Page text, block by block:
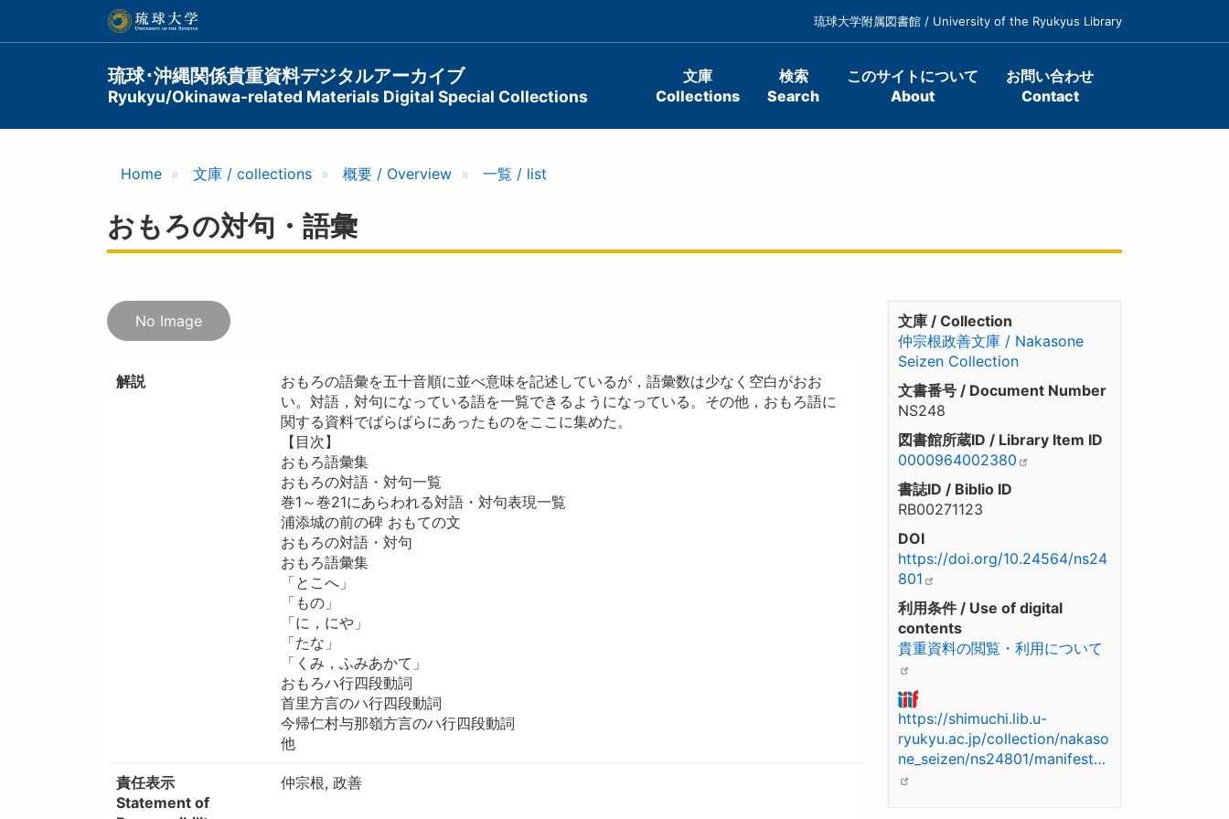
ン
琉球大学附属図書館 / University of the Ryukyus Library
琉球･沖縄関係貴重資料デジタルアーカイブ
Ryukyu/Okinawa-related Materials Digital Special Collections
Main
navigation
文庫
Collections
検索
Search
このサイトについて
About
お問い合わせ
Contact
Home 文庫 / collections 概要 / Overview 一覧 / list
おもろの対句・語彙
No Image
解説
おもろの語彙を五十音順に並べ意味を記述しているが，語彙数は少なく空白がおお
い。対語，対句になっている語を一覧できるようになっている。その他，おもろ語に
関する資料でばらばらにあったものをここに集めた。
【目次】
おもろ語彙集
おもろの対語・対句一覧
巻1～巻21にあらわれる対語・対句表現一覧
浦添城の前の碑 おもての文
おもろの対語・対句
おもろ語彙集
「とこへ」
「もの」
「に，にや」
「たな」
「くみ，ふみあかて」
おもろハ行四段動詞
首里方言のハ行四段動詞
今帰仁村与那嶺方言のハ行四段動詞
他
責任表示
Statement of
仲宗根, 政善
文庫 / Collection
仲宗根政善文庫 / Nakasone
Seizen Collection
文書番号 / Document Number
NS248
図書館所蔵ID / Library Item ID
0000964002380
書誌ID / Biblio ID
RB00271123
DOI
https://doi.org/10.24564/ns24
801
利用条件 / Use of digital
contents
貴重資料の閲覧・利用について
https://shimuchi.lib.u-
ryukyu.ac.jp/collection/nakaso
ne_seizen/ns24801/manifest…